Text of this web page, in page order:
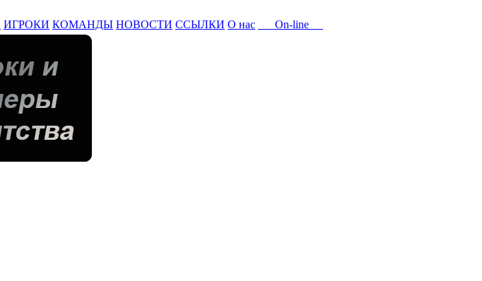
ИГРОКИ КОМАНДЫ НОВОСТИ ССЫЛКИ О нас On-line